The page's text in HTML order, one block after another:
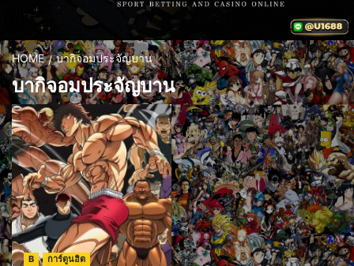
HOME บากิจอมประจัญบาน
บากิจอมประจัญบาน
B การ์ตูนฮิต